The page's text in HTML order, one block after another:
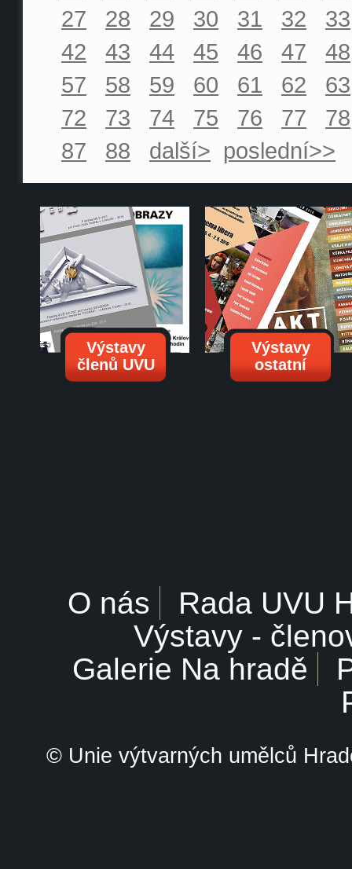
27
28 29 30 31 32
33
42
43 44 45 46 47
48
57
58 59 60 61 62
63
72
73 74 75 76 77
78
87
88 další> poslední>>
Výstavy
členů UVU
Výstavy
ostatní
O nás
Rada UVU
Výstavy -
Galerie Na hradě
© Unie výtvarných umělců